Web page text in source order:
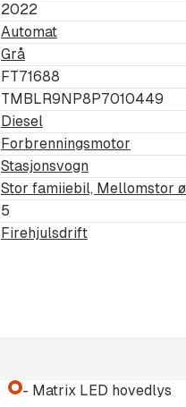
2022
Automat
Grå
FT71688
TMBLR9NP8P7010449
Diesel
Forbrenningsmotor
Stasjonsvogn
Stor famiiebil, Mellomstor
5
Firehjulsdrift
- Matrix LED hovedlys